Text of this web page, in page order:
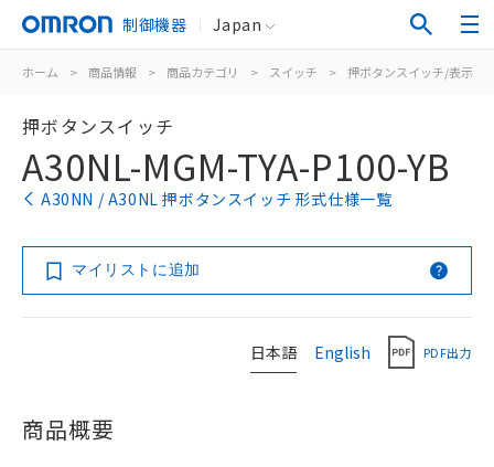
制御機器 Japan
ホーム > 商品情報 > 商品カテゴリ > スイッチ > 押ボタンスイッチ/表示灯
押ボタンスイッチ
A30NL-MGM-TYA-P100-YB
A30NN / A30NL 押ボタンスイッチ 形式仕様一覧
マイリストに追加
日本語 English PDF出力
商品概要